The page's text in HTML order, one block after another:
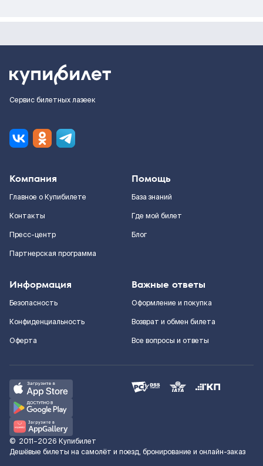
Сервис билетных лазеек
Компания
Главное о Купибилете
Контакты
Пресс-центр
Партнерская программа
Помощь
База знаний
Где мой билет
Блог
Информация
Безопасность
Конфиденциальность
Оферта
Важные ответы
Оформление и покупка
Возврат и обмен билета
Все вопросы и ответы
© 2011–2026 Купибилет
Дешёвые билеты на самолёт и поезд, бронирование и онлайн-заказ